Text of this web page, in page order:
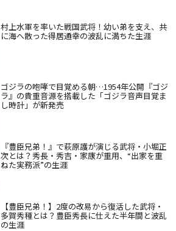
村上水軍を率いた戦国武将！幼い弟を支え、共
に海へ散った得居通幸の波乱に満ちた生涯
ゴジラの咆哮で目覚める朝…1954年公開『ゴジ
ラ』の貴重音源を搭載した「ゴジラ音声目覚ま
し時計」が新発売
『豊臣兄弟！』で萩原護が演じる武将・小堀正
次とは？秀長・秀吉・家康が重用、“出家を重
ねた実務派”の生涯
【豊臣兄弟！】2度の改易から復活した武将・
多賀秀種とは？豊臣秀長に仕えた半年間と波乱
の生涯